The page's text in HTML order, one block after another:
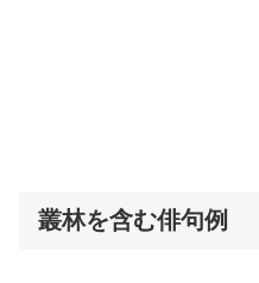
叢林を含む俳句例